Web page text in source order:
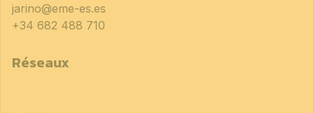
jarino@eme-es.es
+34 682 488 710
Réseaux